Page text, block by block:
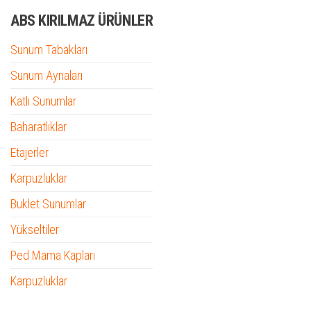
ABS KIRILMAZ ÜRÜNLER
Sunum Tabakları
Sunum Aynaları
Katlı Sunumlar
Baharatlıklar
Etajerler
Karpuzluklar
Buklet Sunumlar
Yükseltiler
Ped Mama Kapları
Karpuzluklar